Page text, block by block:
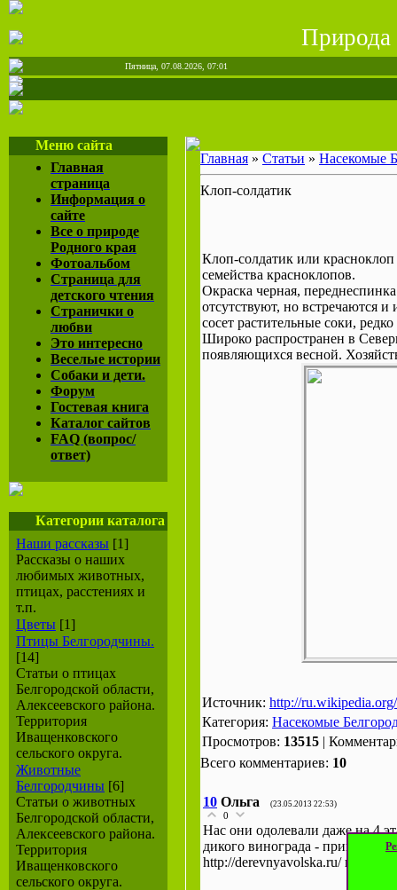
Природа
Пятница, 07.08.2026, 07:01
Меню сайта
Главная
страница
Информация о
сайте
Все о природе
Родного края
Фотоальбом
Страница для
детского чтения
Странички о
любви
Это интересно
Веселые истории
Собаки и дети.
Форум
Гостевая книга
Каталог сайтов
FAQ (вопрос/
ответ)
Категории каталога
Наши рассказы [1]
Рассказы о наших
любимых животных,
птицах, расстениях и
т.п.
Цветы [1]
Птицы Белгородчины.
[14]
Статьи о птицах
Белгородской области,
Алексеевского района.
Территория
Иващенковского
сельского округа.
Животные
Белгородчины [6]
Статьи о животных
Белгородской области,
Алексеевского района.
Территория
Иващенковского
сельского округа.
Главная » Статьи » Насекомые
Клоп-солдатик
Клоп-солдатик или
семейства красноклопов.
Окраска черная,
отсутствуют, но встречаются
сосет растительные соки,
Широко распространен в
появляющихся весной.
Источник: http://
Категория: Насекомые
Просмотров: 13515 |
Всего комментариев: 10
10 Ольга (23.05.2013 22:53)
0
Нас они одолевали даже на 4
дикого винограда - пришлось
http://derevnyavolska.ru/